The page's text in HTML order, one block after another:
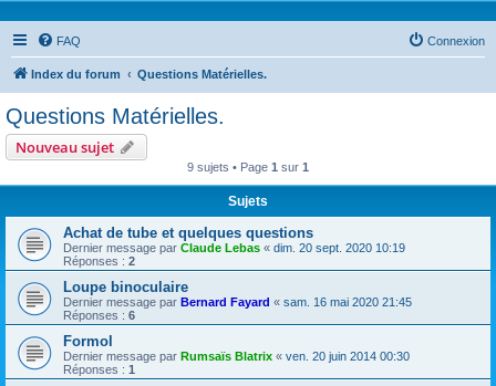
FAQ Connexion
Index du forum Questions Matérielles.
Questions Matérielles.
Nouveau sujet
9 sujets • Page 1 sur 1
Sujets
Achat de tube et quelques questions
Dernier message par Claude Lebas « dim. 20 sept. 2020 10:19
Réponses : 2
Loupe binoculaire
Dernier message par Bernard Fayard « sam. 16 mai 2020 21:45
Réponses : 6
Formol
Dernier message par Rumsaïs Blatrix « ven. 20 juin 2014 00:30
Réponses : 1